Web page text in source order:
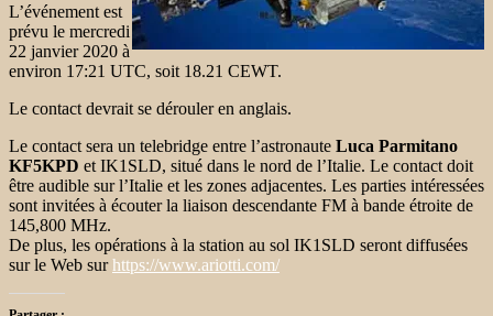
L’événement est
prévu le mercredi
22 janvier 2020 à
environ 17:21 UTC, soit 18.21 CEWT.
Le contact devrait se dérouler en anglais.
Le contact sera un telebridge entre l’astronaute Luca Parmitano
KF5KPD et IK1SLD, situé dans le nord de l’Italie. Le contact doit
être audible sur l’Italie et les zones adjacentes. Les parties intéressées
sont invitées à écouter la liaison descendante FM à bande étroite de
145,800 MHz.
De plus, les opérations à la station au sol IK1SLD seront diffusées
sur le Web surhttps://www.ariotti.com/